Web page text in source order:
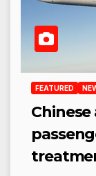
FEATURED